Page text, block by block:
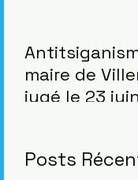
maire de
jugé le 23
Posts